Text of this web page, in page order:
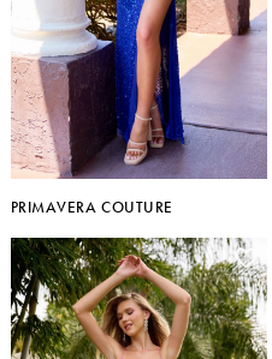
PRIMAVERA COUTURE